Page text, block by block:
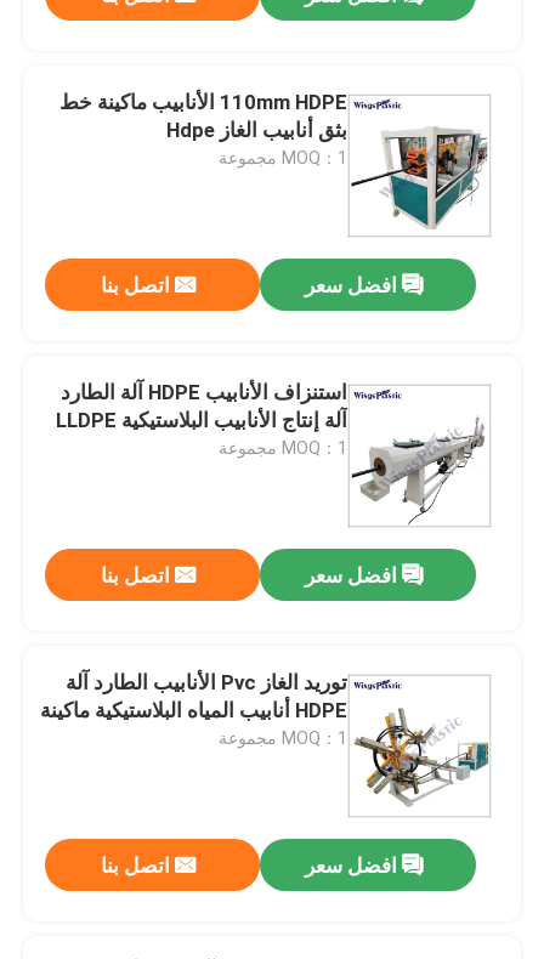
معلومات عنا
جولة في المعمل
110mm HDPE الأنابيب ماكينة خط
بثق أنابيب الغاز Hdpe
MOQ：1 مجموعة
افضل سعر اتصل بنا
استنزاف الأنابيب HDPE آلة الطارد
آلة إنتاج الأنابيب البلاستيكية LLDPE
MOQ：1 مجموعة
افضل سعر اتصل بنا
توريد الغاز Pvc الأنابيب الطارد آلة
HDPE أنابيب المياه البلاستيكية ماكينة
MOQ：1 مجموعة
افضل سعر اتصل بنا